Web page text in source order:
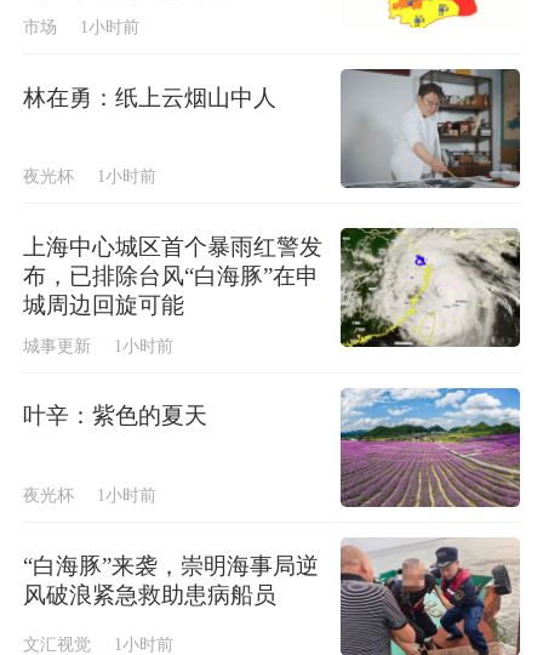
市场 1小时前
林在勇：纸上云烟山中人
夜光杯 1小时前
上海中心城区首个暴雨红警发
布，已排除台风“白海豚”在申
城周边回旋可能
城事更新 1小时前
叶辛：紫色的夏天
夜光杯 1小时前
“白海豚”来袭，崇明海事局逆
风破浪紧急救助患病船员
文汇视觉 1小时前